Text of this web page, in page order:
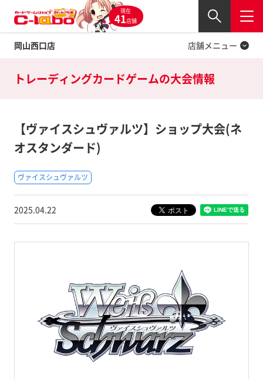
現在
41店舗
岡山西口店
閉じる
店舗メニュー
Twitter
トレーディングカードゲームの大会情報
【ヴァイスシュヴァルツ】ショップ大会(ネ
オスタンダード)
ヴァイスシュヴァルツ
2025.04.22